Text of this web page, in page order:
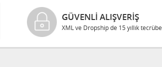
GÜVENLI ALIŞVERIŞ
XML ve Dropship de 15 yıllık tecrübe